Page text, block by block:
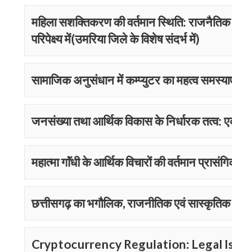
महिला सशक्तिकरण की वर्तमान स्थिति:
परिपेक्ष्य में(उमरिया जिले के विशेष संदर्भ में)
सामाजिक अनुसंधान में कम्प्युटर का महत्व
जनसंख्या तथा आर्थिक विकास के निर्धारक तत्व:
महात्मा गाॅंधी के आर्थिक विचारों की वर्तमान
छत्तीसगढ़ का भगौलिक, राजनीतिक एवं सास्कृतिक
Cryptocurrency Regulation: Legal